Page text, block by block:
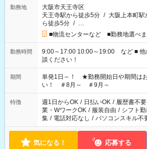
勤務地
大阪市天王寺区
天王寺駅から徒歩5分 / 大阪上本町
ら徒歩5分 / …
■物流センターなど ■勤務地選べ
勤務時間
9:00～17:00 10:00～19:00 など ■ 他の時間帯もお気軽にご相
談ください！
期間
単発1日～！ ★勤務開始日や期間は
い！ ＃8月～ ＃9月～
特徴 週1日からOK / 日払いOK / 履歴書不要
業・WワークOK / 服装自由 / シフト勤
集 / 電話対応なし / パソコンスキル不
気になる！ 応募する